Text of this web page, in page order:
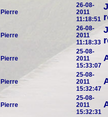
Pierre
26-08-
2011
11:18:51
Pierre
26-08-
2011
11:18:33
Pierre
25-08-
2011
15:33:07
Pierre
25-08-
2011
15:32:47
Pierre
25-08-
2011
15:32:31